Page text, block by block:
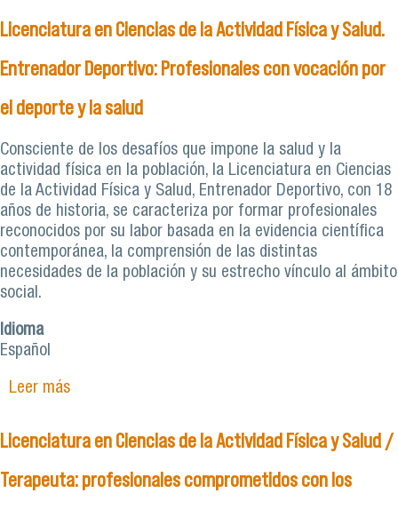
Licenciatura en Ciencias de la Actividad Física y Salud.
Entrenador Deportivo: Profesionales con vocación por
el deporte y la salud
Consciente de los desafíos que impone la salud y la
actividad física en la población, la Licenciatura en Ciencias
de la Actividad Física y Salud, Entrenador Deportivo, con 18
años de historia, se caracteriza por formar profesionales
reconocidos por su labor basada en la evidencia científica
contemporánea, la comprensión de las distintas
necesidades de la población y su estrecho vínculo al ámbito
social.
Idioma
Español
Leer mássobre Licenciatura en Ciencias de la Actividad
Profesionales con vocación por el deporte y la
salud
Licenciatura en Ciencias de la Actividad Física y Salud /
Terapeuta: profesionales comprometidos con los